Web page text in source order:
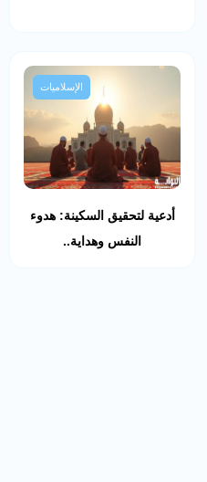
الإسلاميات
أدعية لتحقيق السكينة: هدوء
النفس وهداية..